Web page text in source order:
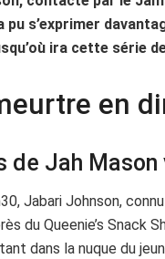
pu s’exprimer
ira cette série
en
de Jah Mason
Jabari Johnson,
du Queenie’s Snack
dans la nuque du